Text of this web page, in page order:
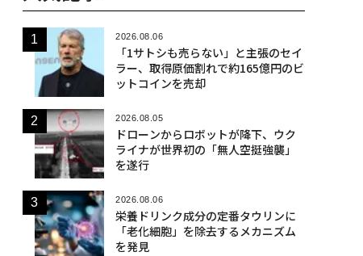
2026.08.06
「1サトシも売らない」と主張のセイ
ラー、取得原価割れで約165億円のビ
ットコインを売却
2026.08.05
ドローンからロボットが降下、ウク
ライナが世界初の「無人空挺強襲」
を遂行
2026.08.06
栄養ドリンク成分の定番タウリンに
「老化細胞」を除去するメカニズム
を発見